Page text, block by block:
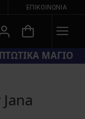
ΕΠΙΚΟΙΝΩΝΊΑ
ΜΑΓΙΟ